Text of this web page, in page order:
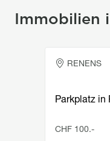
Immobilien
Appartement
RENENS
Parkplatz in
CHF 100.-